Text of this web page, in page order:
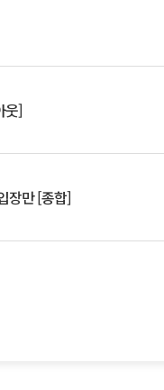
웃]
장만 [종합]